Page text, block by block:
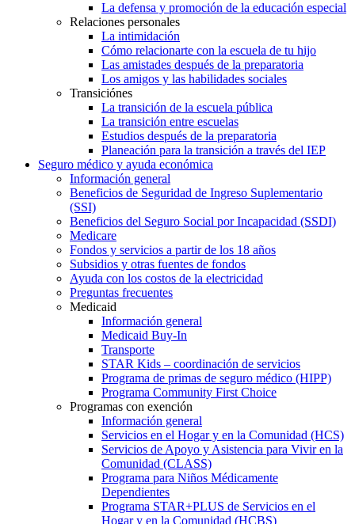
La defensa y promoción de la educación especial
Relaciones personales
La intimidación
Cómo relacionarte con la escuela de tu hijo
Las amistades después de la preparatoria
Los amigos y las habilidades sociales
Transiciónes
La transición de la escuela pública
La transición entre escuelas
Estudios después de la preparatoria
Planeación para la transición a través del IEP
Seguro médico y ayuda económica
Información general
Beneficios de Seguridad de Ingreso Suplementario
(SSI)
Beneficios del Seguro Social por Incapacidad (SSDI)
Medicare
Fondos y servicios a partir de los 18 años
Subsidios y otras fuentes de fondos
Ayuda con los costos de la electricidad
Preguntas frecuentes
Medicaid
Información general
Medicaid Buy-In
Transporte
STAR Kids – coordinación de servicios
Programa de primas de seguro médico (HIPP)
Programa Community First Choice
Programas con exención
Información general
Servicios en el Hogar y en la Comunidad (HCS)
Servicios de Apoyo y Asistencia para Vivir en la
Comunidad (CLASS)
Programa para Niños Médicamente
Dependientes
Programa STAR+PLUS de Servicios en el
Hogar y en la Comunidad (HCBS)